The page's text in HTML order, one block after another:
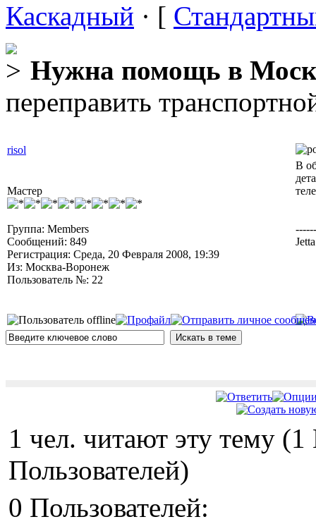
Каскадный · [
Нужна помощь в
переправить
risol
Мастер
Группа: Members
Сообщений: 849
Регистрация: Среда, 20 Февраля 2008, 19:39
Из: Москва-Воронеж
Пользователь №: 22
В
1 чел. читают эту тему
Пользователей)
0 Пользователей: